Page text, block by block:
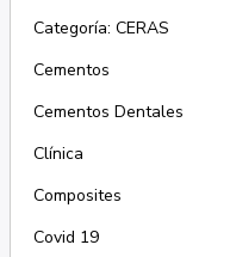
Categoría: CERAS
Cementos
Cementos Dentales
Clínica
Composites
Covid 19